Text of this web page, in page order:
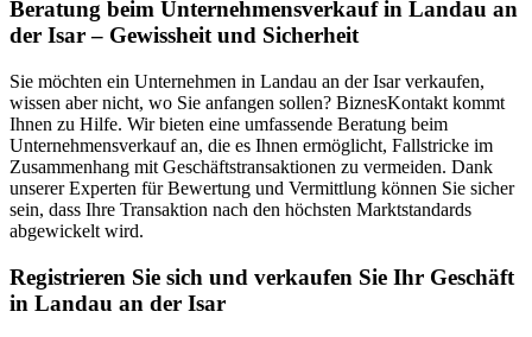
Beratung beim Unternehmensverkauf in Landau an
der Isar – Gewissheit und Sicherheit
Sie möchten ein Unternehmen in Landau an der Isar verkaufen,
wissen aber nicht, wo Sie anfangen sollen? BiznesKontakt kommt
Ihnen zu Hilfe. Wir bieten eine umfassende Beratung beim
Unternehmensverkauf an, die es Ihnen ermöglicht, Fallstricke im
Zusammenhang mit Geschäftstransaktionen zu vermeiden. Dank
unserer Experten für Bewertung und Vermittlung können Sie sicher
sein, dass Ihre Transaktion nach den höchsten Marktstandards
abgewickelt wird.
Registrieren Sie sich und verkaufen Sie Ihr Geschäft
in Landau an der Isar